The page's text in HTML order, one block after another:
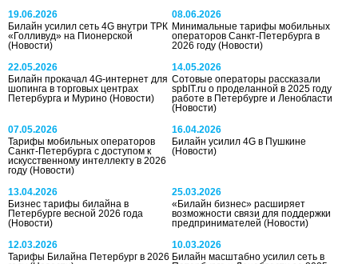
19.06.2026
Билайн усилил сеть 4G внутри ТРК
«Голливуд» на Пионерской
(Новости)
08.06.2026
Минимальные тарифы мобильных
операторов Санкт-Петербурга в
2026 году(Новости)
22.05.2026
Билайн прокачал 4G-интернет для
шопинга в торговых центрах
Петербурга и Мурино (Новости)
14.05.2026
Сотовые операторы рассказали
spbIT.ru о проделанной в 2025 году
работе в Петербурге и Ленобласти
(Новости)
07.05.2026
Тарифы мобильных операторов
Санкт-Петербурга с доступом к
искусственному интеллекту в 2026
году (Новости)
16.04.2026
Билайн усилил 4G в Пушкине
(Новости)
13.04.2026
Бизнес тарифы билайна в
Петербурге весной 2026 года
(Новости)
25.03.2026
«Билайн бизнес» расширяет
возможности связи для поддержки
предпринимателей(Новости)
12.03.2026
Тарифы Билайна Петербург в 2026
10.03.2026
Билайн масштабно усилил сеть в